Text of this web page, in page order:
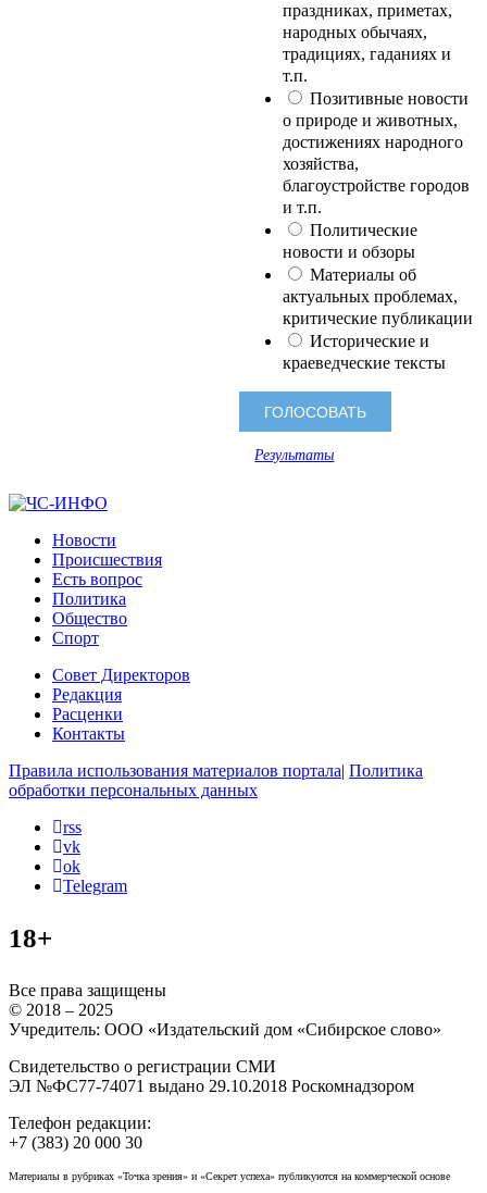
праздниках, приметах,
народных обычаях,
традициях, гаданиях и
т.п.
Позитивные новости
о природе и животных,
достижениях народного
хозяйства,
благоустройстве городов
и т.п.
Политические
новости и обзоры
Материалы об
актуальных проблемах,
критические публикации
Исторические и
краеведческие тексты
Результаты
Новости
Происшествия
Есть вопрос
Политика
Общество
Спорт
Совет Директоров
Редакция
Расценки
Контакты
Правила использования материалов портала| Политика
обработки персональных данных
rss
vk
ok
Telegram
18+
Все права защищены
© 2018 – 2025
Учредитель: ООО «Издательский дом «Сибирское слово»
Свидетельство о регистрации СМИ
ЭЛ №ФС77-74071 выдано 29.10.2018 Роскомнадзором
Телефон редакции:
+7 (383) 20 000 30
Материалы в рубриках «Точка зрения» и «Секрет успеха» публикуются на коммерческой основе